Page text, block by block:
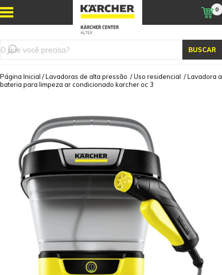
BUSCAR
0
Página Inicial /Lavadoras de alta pressão /Uso residencial /Lavadora a
bateria para limpeza ar condicionado karcher oc 3